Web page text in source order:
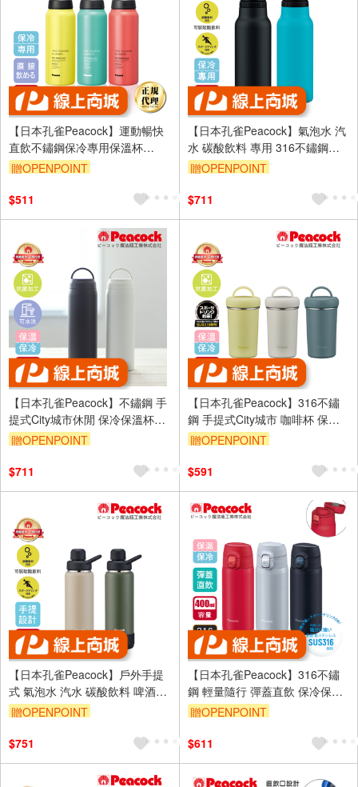
【日本孔雀Peacock】運動暢快
直飲不鏽鋼保冷專用保溫杯
600ML(直飲口設計)-任選色
贈OPENPOINT
$511
【日本孔雀Peacock】氣泡水 汽
水 碳酸飲料 專用 316不鏽鋼保
溫杯600ML-任選色(抗菌加工)
贈OPENPOINT
$711
【日本孔雀Peacock】不鏽鋼 手
提式City城市休閒 保冷保溫杯
600ML(提把設計)-任選色
贈OPENPOINT
$711
【日本孔雀Peacock】316不鏽
鋼 手提式City城市 咖啡杯 保冷
保溫杯300ML(上蓋可拆洗)-任選
贈OPENPOINT
$591
【日本孔雀Peacock】戶外手提
式 氣泡水 汽水 碳酸飲料 啤酒杯
316不鏽鋼保溫杯700ML(防撞底
贈OPENPOINT
$751
【日本孔雀Peacock】316不鏽
鋼 輕量隨行 彈蓋直飲 保冷保溫
杯400ML-任選色
贈OPENPOINT
$611